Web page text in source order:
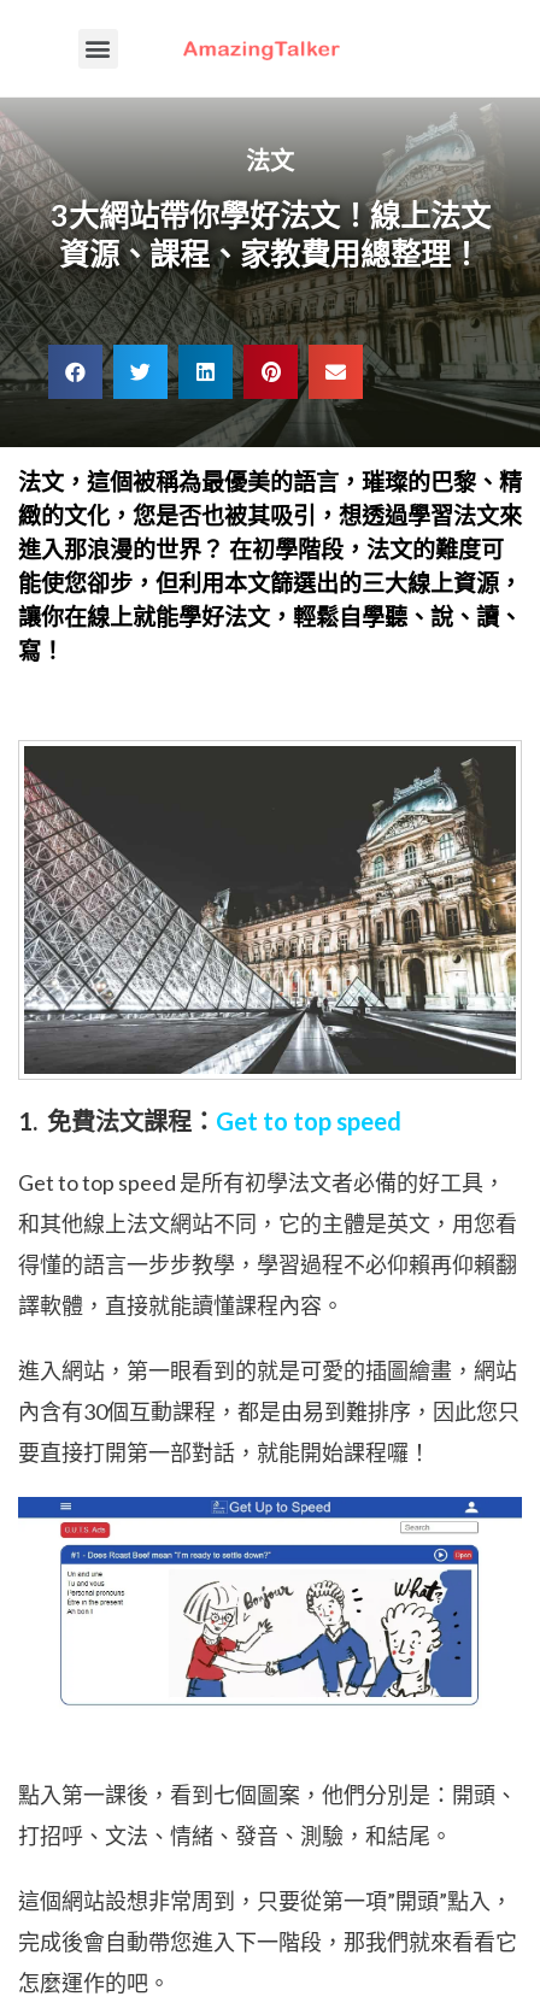
法文
3大網站帶你學好法文！線上法文
資源、課程、家教費用總整理！
法文，這個被稱為最優美的語言，璀璨的巴黎、精
緻的文化，您是否也被其吸引，想透過學習法文來
進入那浪漫的世界？ 在初學階段，法文的難度可
能使您卻步，但利用本文篩選出的三大線上資源，
讓你在線上就能學好法文，輕鬆自學聽、說、讀、
寫！
1. 免費法文課程： Get to top speed
Get to top speed 是所有初學法文者必備的好工具，
和其他線上法文網站不同，它的主體是英文，用您看
得懂的語言一步步教學，學習過程不必仰賴再仰賴翻
譯軟體，直接就能讀懂課程內容。
進入網站，第一眼看到的就是可愛的插圖繪畫，網站
內含有30個互動課程，都是由易到難排序，因此您只
要直接打開第一部對話，就能開始課程囉！
點入第一課後，看到七個圖案，他們分別是：開頭、
打招呼、文法、情緒、發音、測驗，和結尾。
這個網站設想非常周到，只要從第一項”開頭”點入，
完成後會自動帶您進入下一階段，那我們就來看看它
怎麼運作的吧。